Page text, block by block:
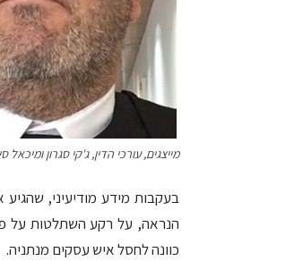
מייצגים, עורכי הדין, ג'קי סגרון ומיכאל
בעקבות מידע מודיעיני,
הנראה, על רקע השתלטות על
כוונה לחסל איש עסקים מנתניה.